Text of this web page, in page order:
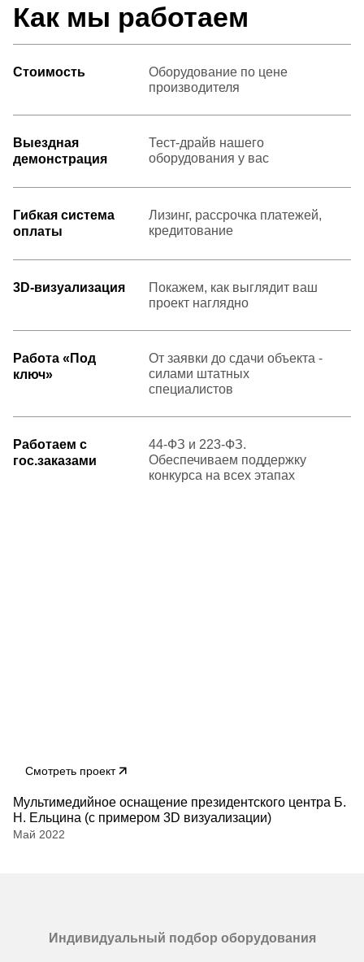
Как мы работаем
Смотреть проект
Мультимедийное оснащение президентского центра Б.
Н. Ельцина (с примером 3D визуализации)
Май 2022
Стоимость
Оборудование по цене
производителя
Выездная
демонстрация
Тест-драйв нашего
оборудования у вас
Гибкая система
оплаты
Лизинг, рассрочка платежей,
кредитование
3D-визуализация
Покажем, как выглядит ваш
проект наглядно
Работа «Под
ключ»
От заявки до сдачи объекта -
силами штатных
специалистов
Работаем с
гос.заказами
44-ФЗ и 223-ФЗ.
Обеспечиваем поддержку
конкурса на всех этапах
Индивидуальный подбор оборудования